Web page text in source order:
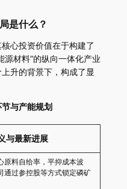
是什么？
心投资价值在于构建了
材料”的纵向一体化产业
升的背景下，构成了显
与产能规划
与最新进展
原料自给率，平抑成本波
通过参控股等方式锁定磷矿